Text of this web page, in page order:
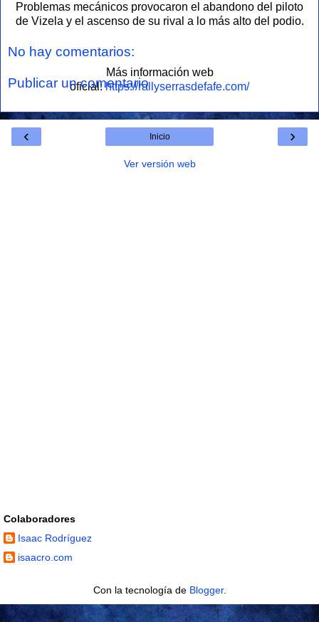
Problemas mecánicos provocaron el abandono del piloto
de Vizela y el ascenso de su rival a lo más alto del podio.
Más información web
oficial:https://rallyserrasdefafe.com/
No hay comentarios:
Publicar un comentario
‹ ›
Inicio
Ver versión web
Colaboradores
Isaac Rodríguez
isaacro.com
Con la tecnología de Blogger.